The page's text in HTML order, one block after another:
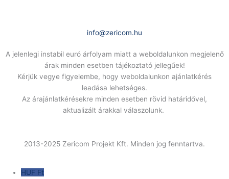
info@zericom.hu
A jelenlegi instabil euró árfolyam miatt a weboldalunkon megjelenő
árak minden esetben tájékoztató jellegűek!
Kérjük vegye figyelembe, hogy weboldalunkon ajánlatkérés
leadása lehetséges.
Az árajánlatkérésekre minden esetben rövid határidővel,
aktualizált árakkal válaszolunk.
2013-2025 Zericom Projekt Kft. Minden jog fenntartva.
HUF Ft